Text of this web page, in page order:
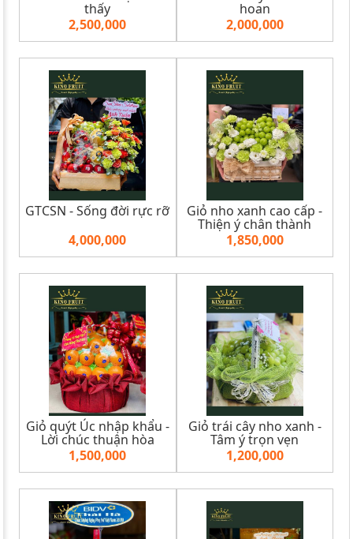
thấy
2,500,000
hoan
2,000,000
GTCSN - Sống đời rực rỡ
4,000,000
Giỏ nho xanh cao cấp -
Thiện ý chân thành
1,850,000
Giỏ quýt Úc nhập khẩu -
Lời chúc thuận hòa
1,500,000
Giỏ trái cây nho xanh -
Tâm ý trọn vẹn
1,200,000